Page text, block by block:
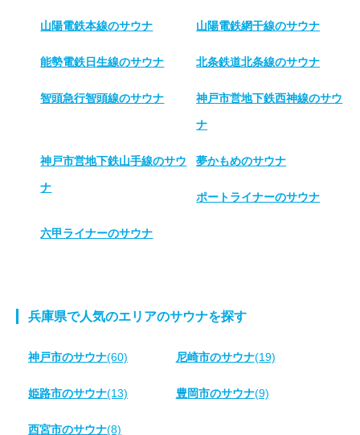
山陽電鉄本線のサウナ 山陽電鉄網干線のサウナ
能勢電鉄日生線のサウナ 北条鉄道北条線のサウナ
智頭急行智頭線のサウナ 神戸市営地下鉄西神線のサウ
ナ
神戸市営地下鉄山手線のサウ
ナ
夢かもめのサウナ
ポートライナーのサウナ
六甲ライナーのサウナ
兵庫県で人気のエリアのサウナを探す
神戸市のサウナ(60) 尼崎市のサウナ(19)
姫路市のサウナ(13) 豊岡市のサウナ(9)
西宮市のサウナ(8)